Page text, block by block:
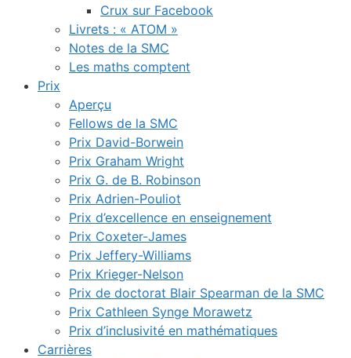
Crux sur Facebook
Livrets : « ATOM »
Notes de la SMC
Les maths comptent
Prix
Aperçu
Fellows de la SMC
Prix David-Borwein
Prix Graham Wright
Prix G. de B. Robinson
Prix Adrien-Pouliot
Prix d’excellence en enseignement
Prix Coxeter-James
Prix Jeffery-Williams
Prix Krieger-Nelson
Prix de doctorat Blair Spearman de la SMC
Prix Cathleen Synge Morawetz
Prix d’inclusivité en mathématiques
Carrières